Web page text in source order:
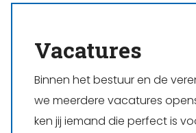
Vacatures
Binnen het bestuur en de
we meerdere vacatures
ken jij iemand die perfect is